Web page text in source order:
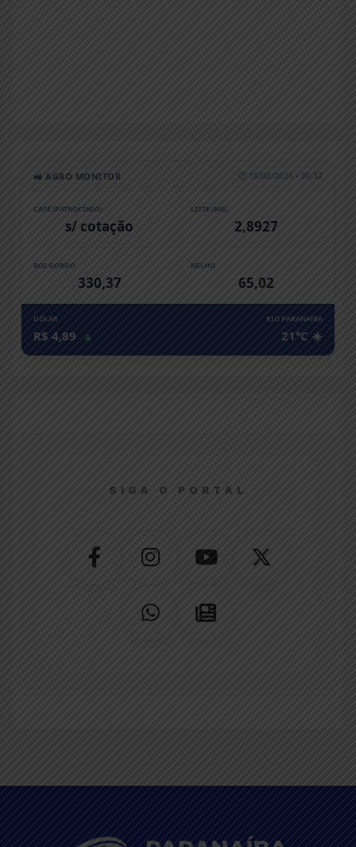
🚜 AGRO MONITOR 🕒 10/08/2026 • 00:32
CAFÉ (PATROCÍNIO)
s/ cotação
LEITE (MG)
2,8927
BOI GORDO
330,37
MILHO
65,02
DÓLAR
R$ 4,89 ▲
RIO PARANAíBA
21°C ☀️
SIGA O PORTAL